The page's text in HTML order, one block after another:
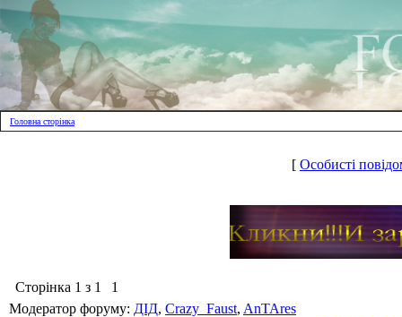
Головна сторінка
[ Особисті
Сторінка 1 з 1
1
Модератор форуму: ДІД, Crazy_Faust, AnTAres